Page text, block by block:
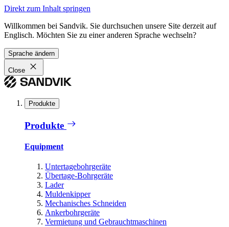
Direkt zum Inhalt springen
Willkommen bei Sandvik. Sie durchsuchen unsere Site derzeit auf
Englisch. Möchten Sie zu einer anderen Sprache wechseln?
Sprache ändern
Close
Produkte
Produkte
Equipment
Untertagebohrgeräte
Übertage-Bohrgeräte
Lader
Muldenkipper
Mechanisches Schneiden
Ankerbohrgeräte
Vermietung und Gebrauchtmaschinen